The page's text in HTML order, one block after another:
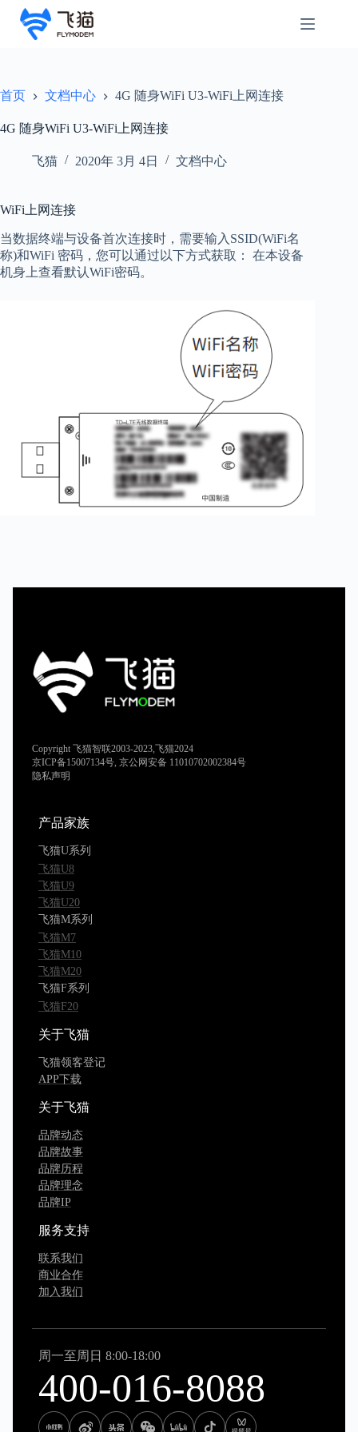
首页 文档中心 4G 随身WiFi U3-WiFi上网连接
4G 随身WiFi U3-WiFi上网连接
飞猫 2020年 3月 4日 文档中心
WiFi上网连接
当数据终端与设备首次连接时，需要输入SSID(WiFi名
称)和WiFi 密码，您可以通过以下方式获取： 在本设备
机身上查看默认WiFi密码。
Copyright 飞猫智联2003-2023,飞猫2024
京ICP备15007134号, 京公网安备 11010702002384号
隐私声明
产品家族
飞猫U系列
飞猫U8
飞猫U9
飞猫U20
飞猫M系列
飞猫M7
飞猫M10
飞猫M20
飞猫F系列
飞猫F20
关于飞猫
飞猫领客登记
APP下载
关于飞猫
品牌动态
品牌故事
品牌历程
品牌理念
品牌IP
服务支持
联系我们
商业合作
加入我们
周一至周日 8:00-18:00
400-016-8088